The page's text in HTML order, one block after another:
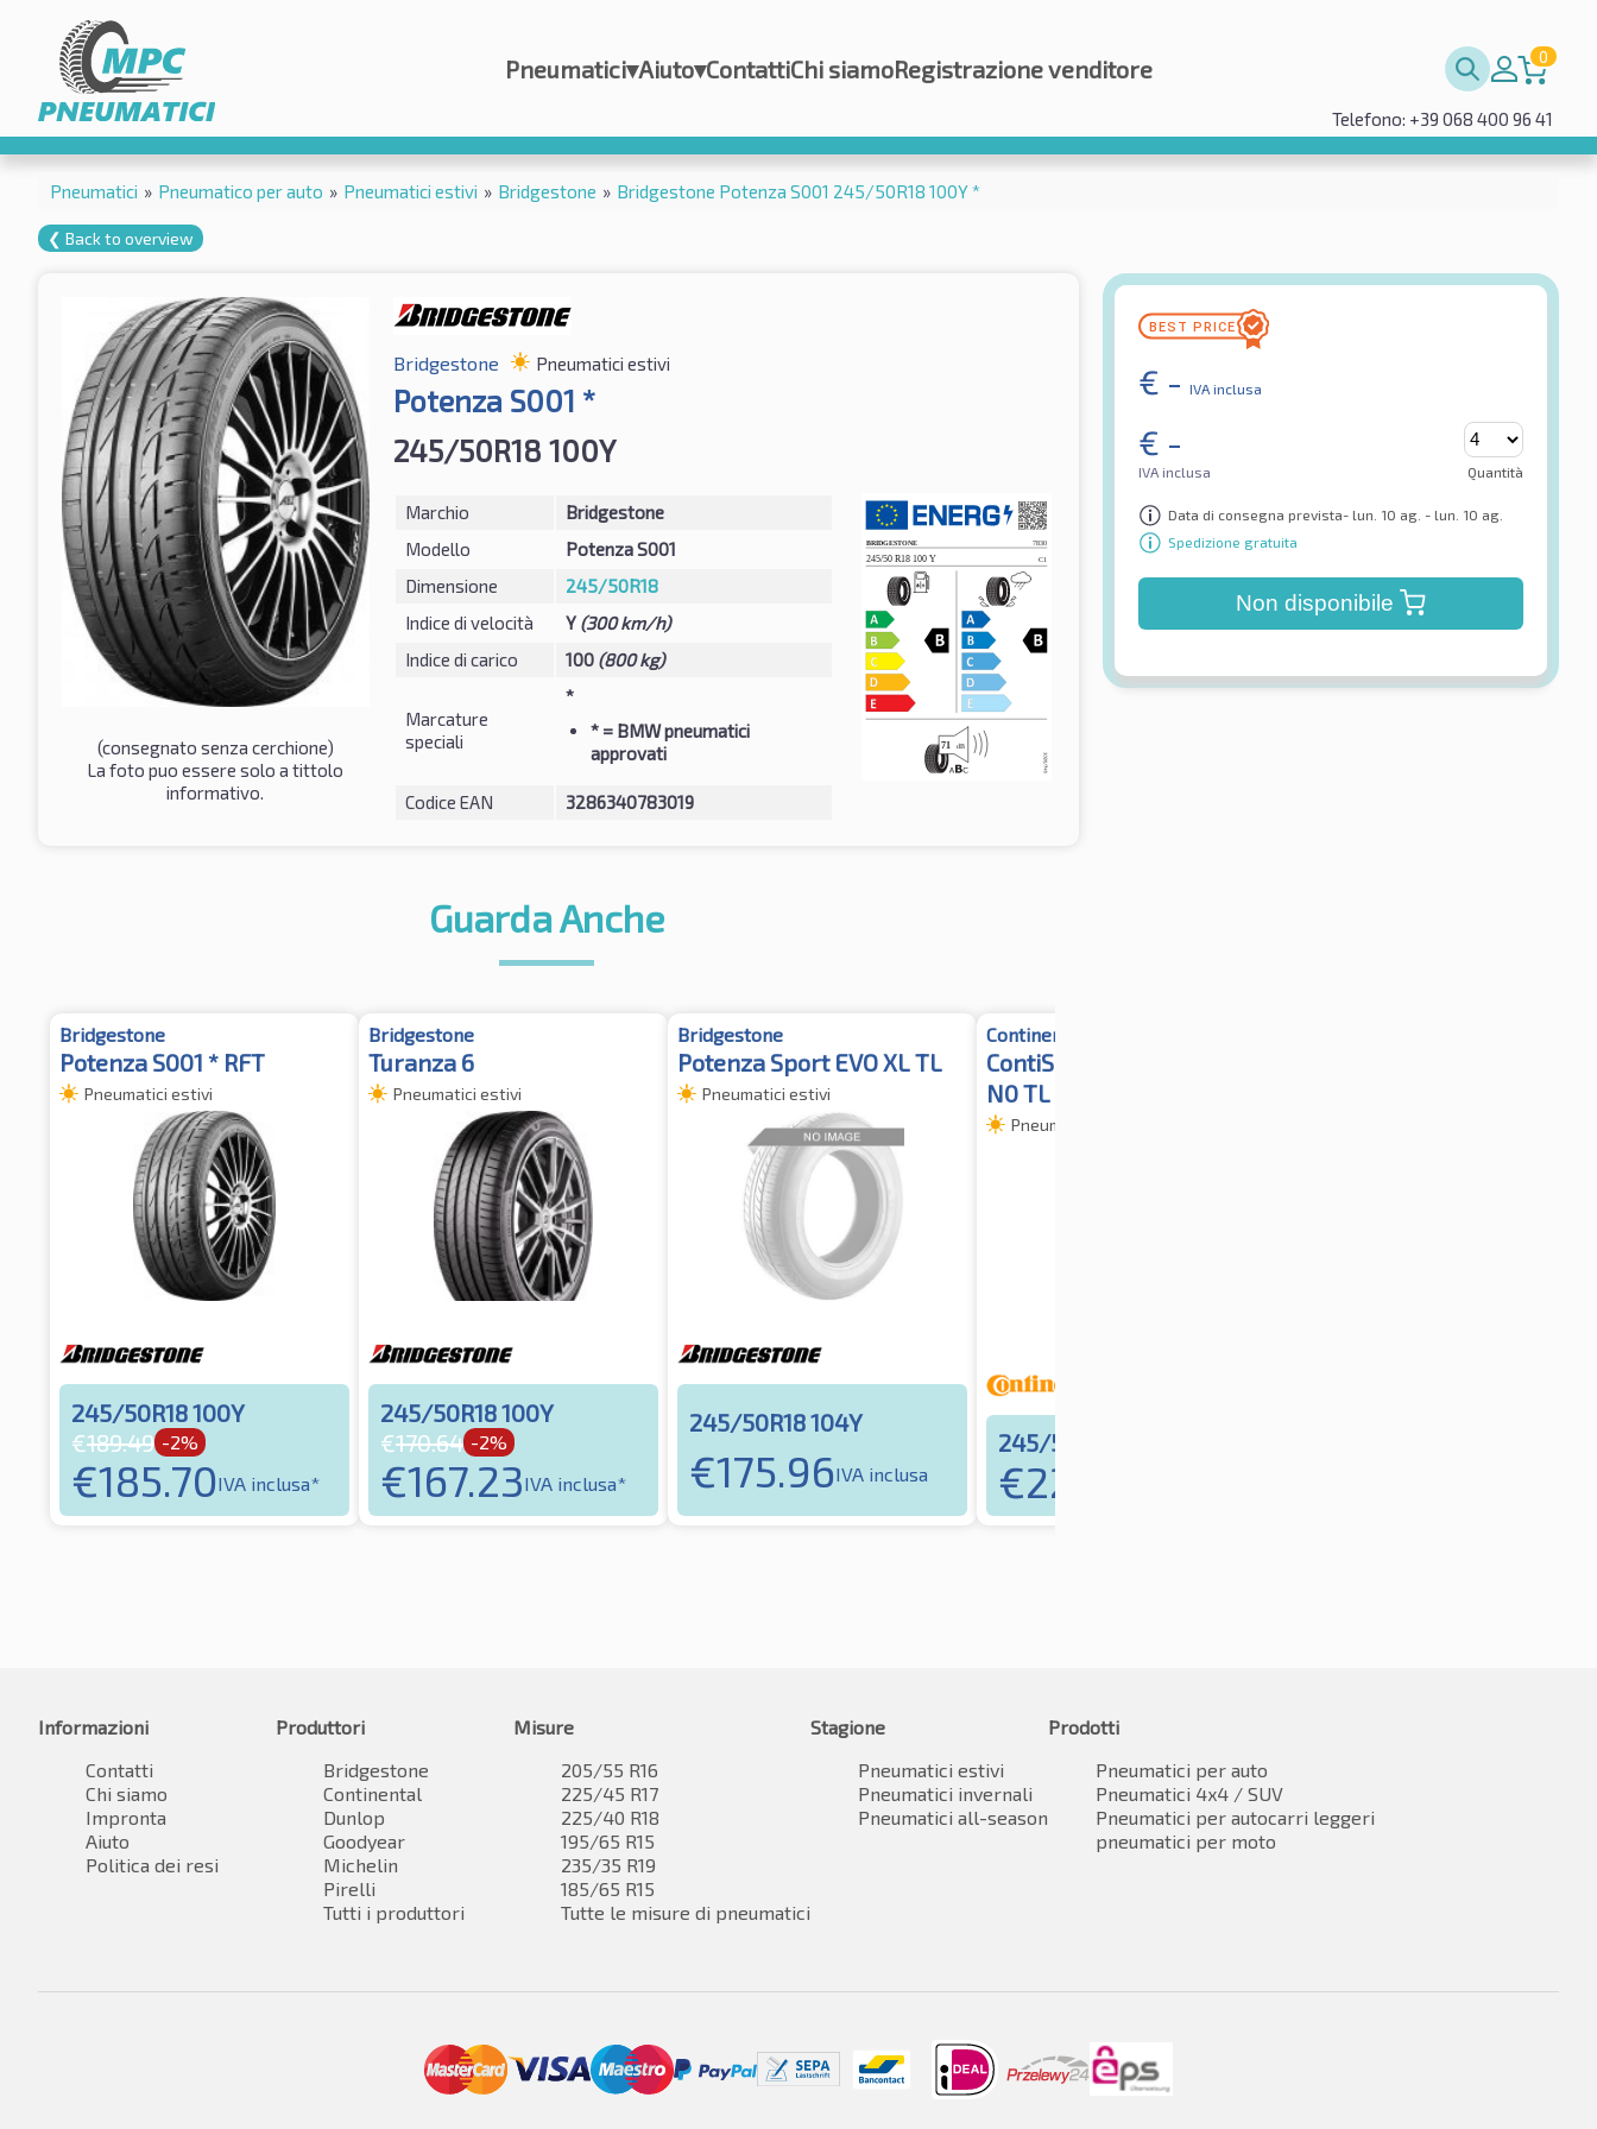
Pneumatici▾Aiuto▾ContattiChi siamoRegistrazione venditore 0
Telefono: +39 068 400 96 41
Pneumatici » Pneumatico per auto » Pneumatici estivi » Bridgestone » Bridgestone Potenza S001 245/50R18 100Y *
❮ Back to overview
(consegnato senza cerchione)
La foto puo essere solo a tittolo
informativo.
Bridgestone Pneumatici estivi
Potenza S001 *
245/50R18 100Y
Marchio
Bridgestone
Modello
Potenza S001
Dimensione
245/50R18
Indice di velocità
Y (300 km/h)
Indice di carico
100 (800 kg)
Marcature
speciali
*
*= BMW pneumatici
approvati
Codice EAN 3286340783019
€ - IVA inclusa
€ -
IVA inclusa Quantità
Data di consegna prevista- lun. 10 ag. - lun. 10 ag.
Spedizione gratuita
Non disponibile
Guarda Anche
Bridgestone
Potenza S001 * RFT
Pneumatici estivi
245/50R18 100Y
€189.49 -2%
€185.70IVA inclusa*
Bridgestone
Turanza 6
Pneumatici estivi
245/50R18 100Y
€170.64 -2%
€167.23IVA inclusa*
Bridgestone
Potenza Sport EVO XL TL
Pneumatici estivi
245/50R18 104Y
€175.96IVA inclusa
Continental
ContiSportContact™ 5 FR
N0 TL
Pneumatici estivi
245/50R18 100Y
€225.86
Informazioni
Contatti
Chi siamo
Impronta
Aiuto
Politica dei resi
Produttori
Bridgestone
Continental
Dunlop
Goodyear
Michelin
Pirelli
Tutti i produttori
Misure
205/55 R16
225/45 R17
225/40 R18
195/65 R15
235/35 R19
185/65 R15
Tutte le misure di pneumatici
Stagione
Pneumatici estivi
Pneumatici invernali
Pneumatici all-season
Prodotti
Pneumatici per auto
Pneumatici 4x4 / SUV
Pneumatici per autocarri leggeri
pneumatici per moto